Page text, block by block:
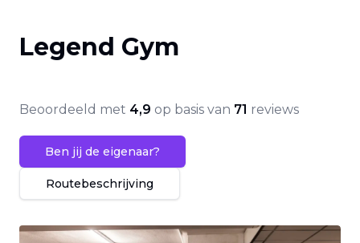
Legend Gym
Beoordeeld met 4,9 op basis van 71 reviews
Ben jij de eigenaar?
Routebeschrijving